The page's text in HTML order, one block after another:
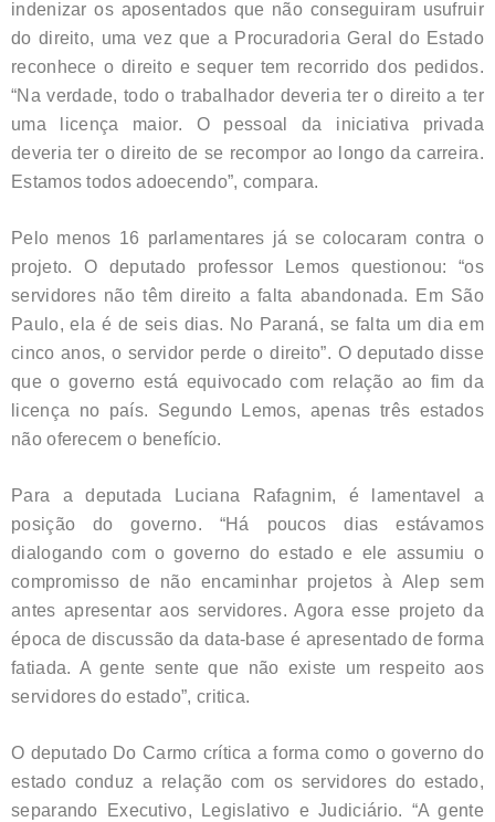
indenizar os aposentados que não conseguiram usufruir
do direito, uma vez que a Procuradoria Geral do Estado
reconhece o direito e sequer tem recorrido dos pedidos.
“Na verdade, todo o trabalhador deveria ter o direito a ter
uma licença maior. O pessoal da iniciativa privada
deveria ter o direito de se recompor ao longo da carreira.
Estamos todos adoecendo”, compara.
Pelo menos 16 parlamentares já se colocaram contra o
projeto. O deputado professor Lemos questionou: “os
servidores não têm direito a falta abandonada. Em São
Paulo, ela é de seis dias. No Paraná, se falta um dia em
cinco anos, o servidor perde o direito”. O deputado disse
que o governo está equivocado com relação ao fim da
licença no país. Segundo Lemos, apenas três estados
não oferecem o benefício.
Para a deputada Luciana Rafagnim, é lamentavel a
posição do governo. “Há poucos dias estávamos
dialogando com o governo do estado e ele assumiu o
compromisso de não encaminhar projetos à Alep sem
antes apresentar aos servidores. Agora esse projeto da
época de discussão da data-base é apresentado de forma
fatiada. A gente sente que não existe um respeito aos
servidores do estado”, critica.
O deputado Do Carmo crítica a forma como o governo do
estado conduz a relação com os servidores do estado,
separando Executivo, Legislativo e Judiciário. “A gente